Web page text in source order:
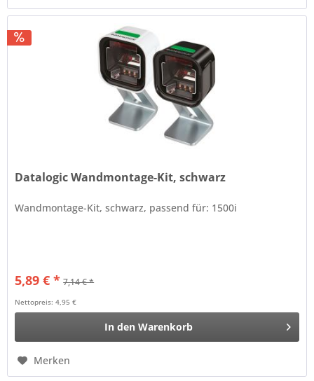
Datalogic Wandmontage-Kit, schwarz
Wandmontage-Kit, schwarz, passend für: 1500i
5,89 € * 7,14 € *
Nettopreis: 4,95 €
In den Warenkorb
Merken